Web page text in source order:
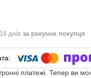
днів за рахунок покупця
платежі. Тепер ви